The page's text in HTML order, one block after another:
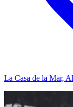
La Casa de la Mar,